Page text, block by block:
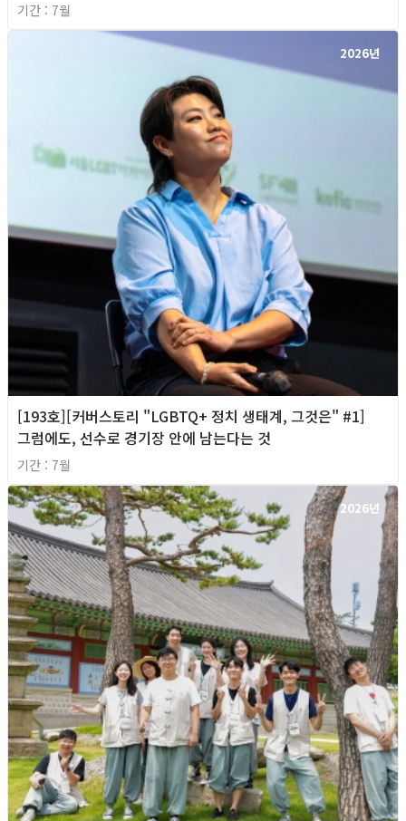
기간 : 7월
2026년
[193호][커버스토리 "LGBTQ+ 정치 생태계, 그것은" #1]
그럼에도, 선수로 경기장 안에 남는다는 것
기간 : 7월
2026년